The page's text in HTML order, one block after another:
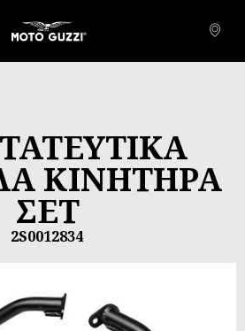
Μετάβαση στο κυρίως περιεχόμενο
ΚΙΝΗΤΗΡΑ
ΣΕΤ
2S0012834